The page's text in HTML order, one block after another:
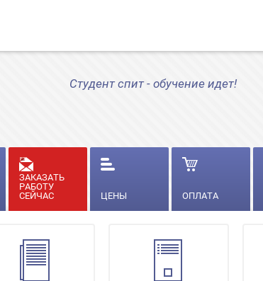
Студент спит - обучение идет!
ЗАКАЗАТЬ
РАБОТУ
СЕЙЧАС
ЦЕНЫ ОПЛАТА